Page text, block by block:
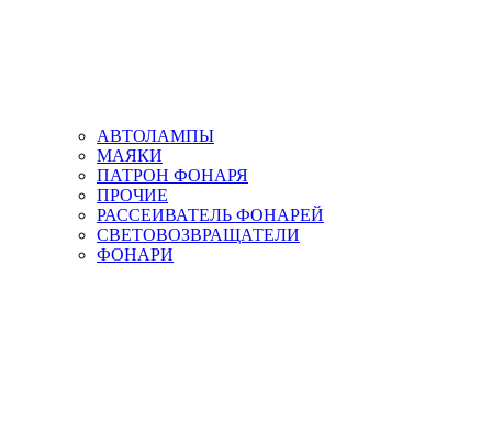
АВТОЛАМПЫ
МАЯКИ
ПАТРОН ФОНАРЯ
ПРОЧИЕ
РАССЕИВАТЕЛЬ ФОНАРЕЙ
СВЕТОВОЗВРАЩАТЕЛИ
ФОНАРИ